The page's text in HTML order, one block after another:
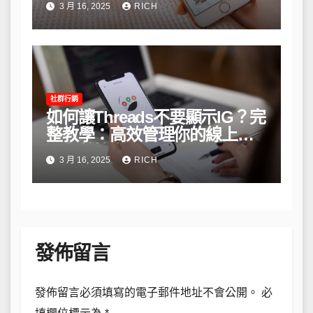
3 月 16, 2025 RICH
社群行銷
如何讓Threads不要顯示IG？完
整教學：高效管理你的線上隱
私與數據安全
3 月 16, 2025 RICH
發佈留言
發佈留言必須填寫的電子郵件地址不會公開。 必